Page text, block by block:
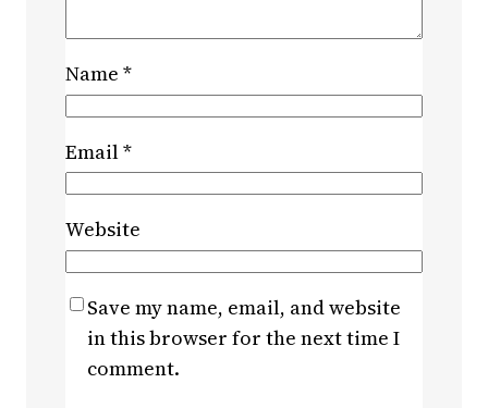
Name *
Email*
Website
Save my name, email, and website
in this browser for the next time I
comment.